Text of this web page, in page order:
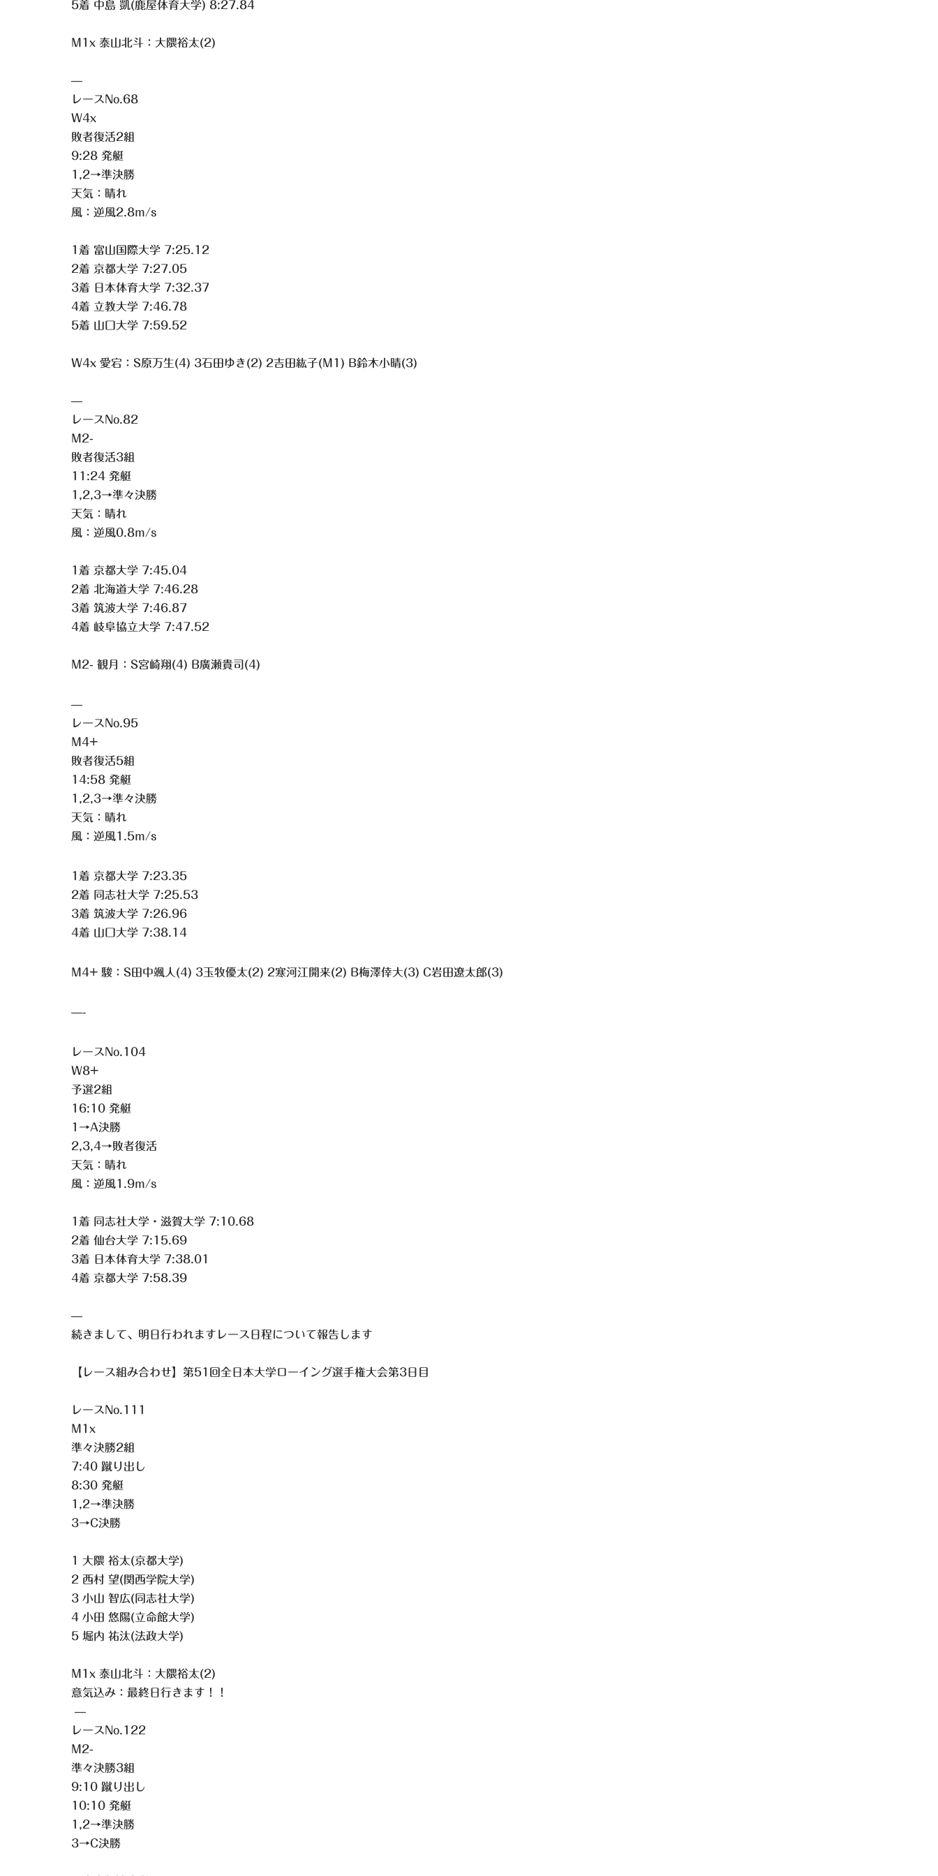
5着 中島 凱(鹿屋体育大学) 8:27.84
M1x 泰山北斗：大隈裕太(2)
—
レースNo.68
W4x
敗者復活2組
9:28 発艇
1,2→準決勝
天気：晴れ
風：逆風2.8m/s
1着 富山国際大学 7:25.12
2着 京都大学 7:27.05
3着 日本体育大学 7:32.37
4着 立教大学 7:46.78
5着 山口大学 7:59.52
W4x 愛宕：S原万生(4) 3石田ゆき(2) 2吉田紘子(M1) B鈴木小晴(3)
—
レースNo.82
M2-
敗者復活3組
11:24 発艇
1,2,3→準々決勝
天気：晴れ
風：逆風0.8m/s
1着 京都大学 7:45.04
2着 北海道大学 7:46.28
3着 筑波大学 7:46.87
4着 岐阜協立大学 7:47.52
M2- 観月：S宮崎翔(4) B廣瀬貴司(4)
—
レースNo.95
M4+
敗者復活5組
14:58 発艇
1,2,3→準々決勝
天気：晴れ
風：逆風1.5m/s
1着 京都大学 7:23.35
2着 同志社大学 7:25.53
3着 筑波大学 7:26.96
4着 山口大学 7:38.14
M4+ 駿：S田中颯人(4) 3玉牧優太(2) 2寒河江開来(2) B梅澤倖大(3) C岩田遼太郎(3)
—-
レースNo.104
W8+
予選2組
16:10 発艇
1→A決勝
2,3,4→敗者復活
天気：晴れ
風：逆風1.9m/s
1着 同志社大学・滋賀大学 7:10.68
2着 仙台大学 7:15.69
3着 日本体育大学 7:38.01
4着 京都大学 7:58.39
—
続きまして、明日行われますレース日程について報告します
【レース組み合わせ】第51回全日本大学ローイング選手権大会第3日目
レースNo.111
M1x
準々決勝2組
7:40 蹴り出し
8:30 発艇
1,2→準決勝
3→C決勝
1 大隈 裕太(京都大学)
2 西村 望(関西学院大学)
3 小山 智広(同志社大学)
4 小田 悠陽(立命館大学)
5 堀内 祐汰(法政大学)
M1x 泰山北斗：大隈裕太(2)
意気込み：最終日行きます！！
—
レースNo.122
M2-
準々決勝3組
9:10 蹴り出し
10:10 発艇
1,2→準決勝
3→C決勝